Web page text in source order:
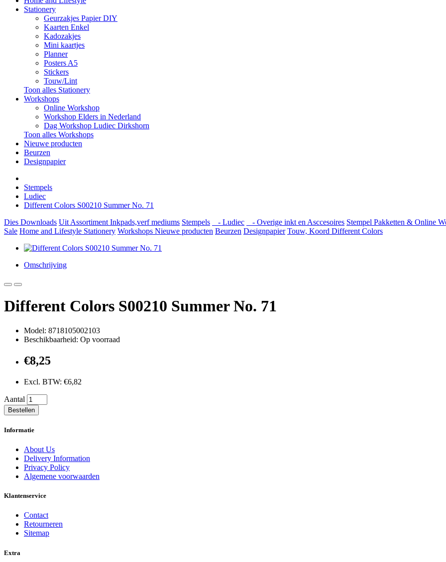
Stationery
Geurzakjes Papier DIY
Kaarten Enkel
Kadozakjes
Mini kaartjes
Planner
Posters A5
Stickers
Touw/Lint
Toon alles Stationery
Workshops
Online Workshop
Workshop Elders in Nederland
Dag Workshop Ludiec Dirkshorn
Toon alles Workshops
Nieuwe producten
Beurzen
Designpapier
Stempels
Ludiec
Different Colors S00210 Summer No. 71
Dies Downloads Uit Assortiment Inkpads,verf mediums Stempels - Ludiec - Overige inkt en Asccesoires Stempel Pakketten & Online
Sale Home and Lifestyle Stationery Workshops Nieuwe producten Beurzen Designpapier Touw, Koord Different Colors
Omschrijving
Different Colors S00210 Summer No. 71
Model: 8718105002103
Beschikbaarheid: Op voorraad
€8,25
Excl. BTW: €6,82
Aantal
Bestellen
Informatie
About Us
Delivery Information
Privacy Policy
Algemene voorwaarden
Klantenservice
Contact
Retourneren
Sitemap
Extra